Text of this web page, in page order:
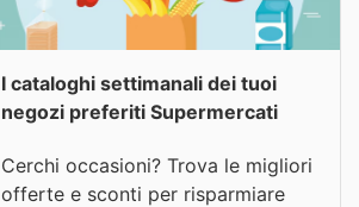
I cataloghi settimanali dei tuoi
negozi preferiti Supermercati
Cerchi occasioni? Trova le migliori
offerte e sconti per risparmiare